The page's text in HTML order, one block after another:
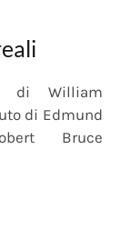
di William
di Edmund
Bruce